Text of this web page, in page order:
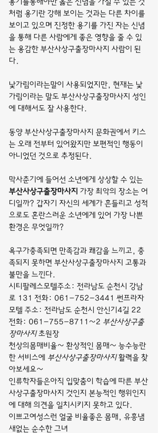
용기를통해야만 옳은 신념을 가질 수 있는 것
처럼 용기란 강해 보이는 것과는 다른 차이를
보이고 있으며 진정한 용기를 가진 자는 신념
을 통해 다른 사람에게 좋은 영향을 줄 수 있
는 용감한 부산사상구출장마사지 사람이 된
다.
낯가림이라는말이 사용되었지만, 현재는 낯
가림이라는 말도 부산사상구출장마사지 성인
에 대해서도 잘 사용한다.
동양 부산사상구출장마사지 문화권에서 키스
는 오래 전부터 있어왔지만 보편적인 행동이
아니었던 것으로 추정된다.
막사춘기에 들어선 소년에게 상상할 수 있는
부산사상구출장마사지 가장 최악의 장소는 어
디일까? 갑자기 자신의 세계가 흔들리고 성적
으로도 혼란스러운 소년에게 있어 가장 나쁜
환경은 무엇일까?
욕구가충족되면 만족감과 쾌감을 느끼고, 충
족되지 못하면 부산사상구출장마사지 고통과
불만을 느낀다.
시티팔레스모텔주소: 전라남도 순천시 강남
로 131 전화: 061-752-3441 썬프라자
모텔 주소: 전라남도 순천시 안신기4길 22
전화: 061-755-8711~2 부산사상구출
장마사지 초원장
천상의몸매비율~ 환상적인 몸매~ 능수능란
한 서비스에 부산사상구출장마사지 활력을 찾
아보세요~
인류학자들은아직 입맞춤이 학습에 따른 부산
사상구출장마사지 것인지 본능적인 행위인지
에 대해 의견을 일치시키지 못하고 있다.
이쁘고여성스런 얼굴 비율좋은 몸매, 유흥냄
새없는 순수한 그녀